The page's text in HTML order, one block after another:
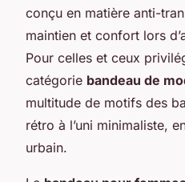
conçu en matière anti-
maintien et confort lors
Pour celles et ceux
catégorie bandeau de
multitude de motifs des
rétro à l’uni minimaliste,
urbain.